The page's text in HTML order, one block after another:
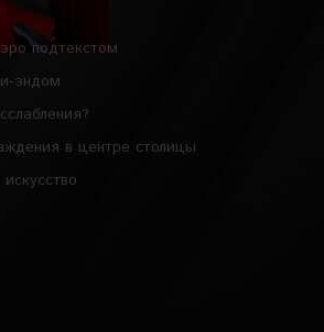
подтекстом
эндом
в центре столицы